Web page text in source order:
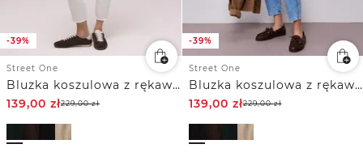
-39%
Street One
Bluzka koszulowa z rękawem 3/4 w jakości muślinu
139,00 zł229,00zł
-39%
Street One
Bluzka koszulowa z rękawem 3/4 w jakości muślinu
139,00 zł229,00zł